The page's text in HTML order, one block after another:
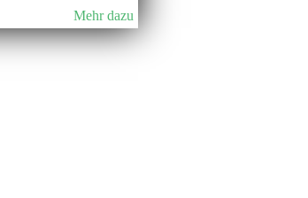
Mehr dazu